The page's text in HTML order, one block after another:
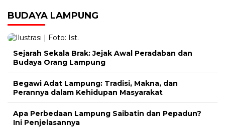
BUDAYA LAMPUNG
Sejarah Sekala Brak: Jejak Awal Peradaban dan
Budaya Orang Lampung
Begawi Adat Lampung: Tradisi, Makna, dan
Perannya dalam Kehidupan Masyarakat
Apa Perbedaan Lampung Saibatin dan Pepadun?
Ini Penjelasannya